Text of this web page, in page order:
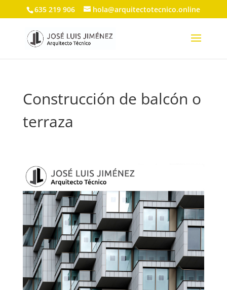
635 219 906 hola@arquitectotecnico.online
Construcción de balcón o
terraza